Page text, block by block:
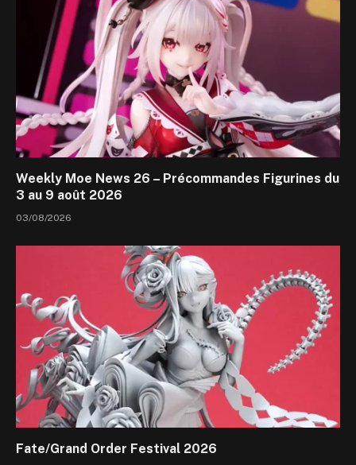
Weekly Moe News 26 – Précommandes Figurines du
3 au 9 août 2026
03/08/2026
Fate/Grand Order Festival 2026